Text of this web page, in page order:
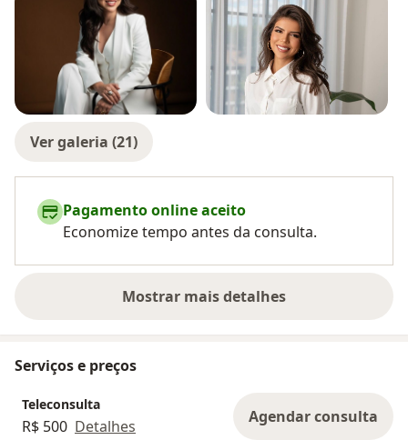
Ver galeria (21)
Pagamento online aceito
Economize tempo antes da consulta.
Mostrar mais detalhes
sobre a experiência
Serviços e preços
Teleconsulta
R$ 500 Detalhes Agendar consulta